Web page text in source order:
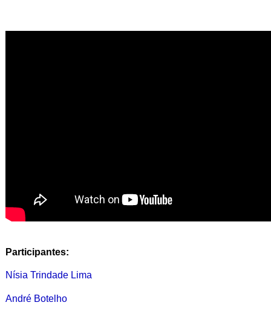
Participantes:
Nísia Trindade Lima
André Botelho